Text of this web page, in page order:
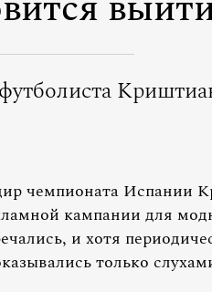
чемпионата Испании
кампании для
и хотя
только